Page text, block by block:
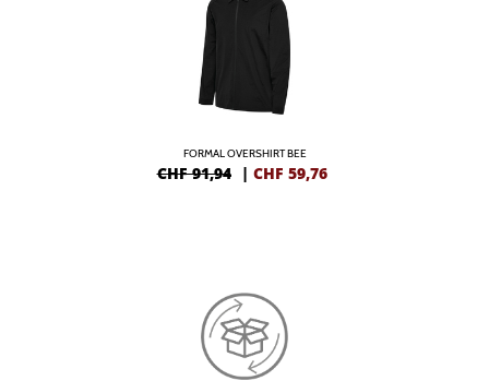
FORMAL OVERSHIRT BEE
CHF 91,94 | CHF 59,76